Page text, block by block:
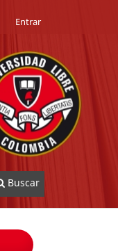
Buscar
Entrar